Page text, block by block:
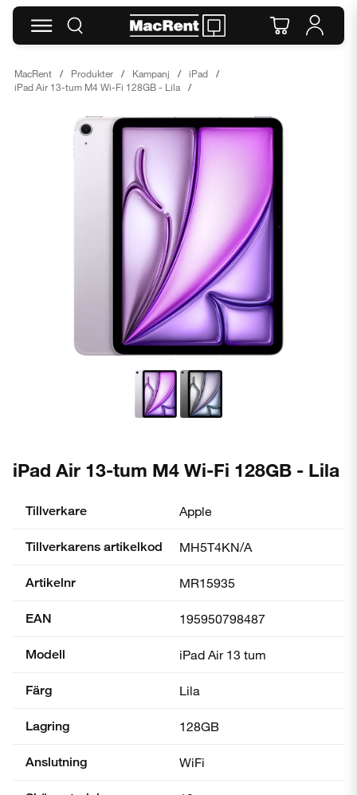
MacRent Produkter Kampanj
iPad
iPad Air 13-tum M4 Wi-Fi 128GB - Lila
iPad Air 13-tum M4 Wi-Fi 128GB - Lila
Tillverkare Apple
Tillverkarens artikelkod MH5T4KN/A
Artikelnr MR15935
EAN 195950798487
Modell iPad Air 13 tum
Färg Lila
Lagring 128GB
Anslutning WiFi